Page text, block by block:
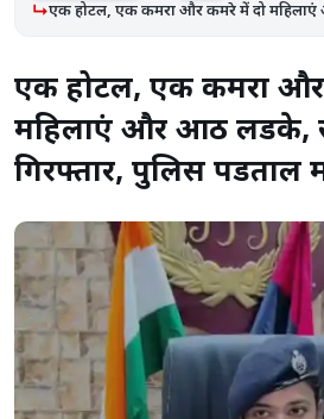
एक होटल, एक कमरा और कमरे में दो
एक होटल, एक कमरा
महिलाएं और आठ लडके,
गिरफ्तार, पुलिस पडताल